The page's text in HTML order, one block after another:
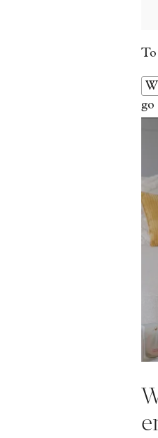
go